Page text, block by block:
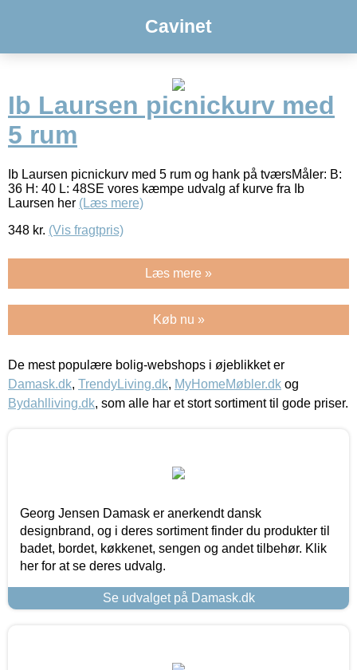
Cavinet
Ib Laursen picnickurv med
5 rum
Ib Laursen picnickurv med 5 rum og hank på tværsMåler: B:
36 H: 40 L: 48SE vores kæmpe udvalg af kurve fra Ib
Laursen her (Læs mere)
348 kr. (Vis fragtpris)
Læs mere »
Køb nu »
De mest populære bolig-webshops i øjeblikket er
Damask.dk, TrendyLiving.dk, MyHomeMøbler.dk og
Bydahlliving.dk, som alle har et stort sortiment til gode priser.
Georg Jensen Damask er anerkendt dansk
designbrand, og i deres sortiment finder du produkter til
badet, bordet, køkkenet, sengen og andet tilbehør. Klik
her for at se deres udvalg.
Se udvalget på Damask.dk